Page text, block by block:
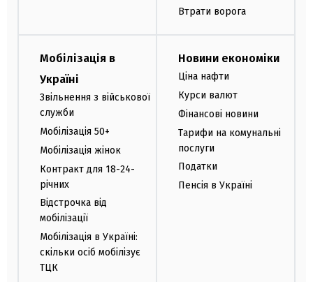
Втрати ворога
Мобілізація в
Україні
Звільнення з військової
служби
Мобілізація 50+
Мобілізація жінок
Контракт для 18-24-
річних
Відстрочка від
мобілізації
Мобілізація в Україні:
скільки осіб мобілізує
ТЦК
Новини економіки
Ціна нафти
Курси валют
Фінансові новини
Тарифи на комунальні
послуги
Податки
Пенсія в Україні